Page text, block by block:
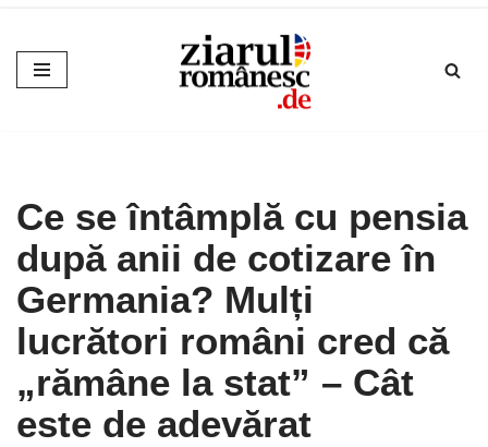
Sari
la
Ce se întâmplă cu pensia
după anii de cotizare în
Germania? Mulți
lucrători români cred că
„rămâne la stat” – Cât
este de adevărat